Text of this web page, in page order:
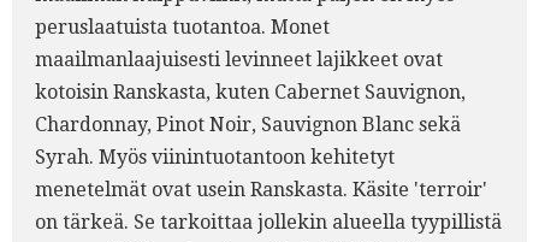
peruslaatuista tuotantoa. Monet
maailmanlaajuisesti levinneet lajikkeet ovat
kotoisin Ranskasta, kuten Cabernet Sauvignon,
Chardonnay, Pinot Noir, Sauvignon Blanc sekä
Syrah. Myös viinintuotantoon kehitetyt
menetelmät ovat usein Ranskasta. Käsite 'terroir'
on tärkeä. Se tarkoittaa jollekin alueella tyypillistä